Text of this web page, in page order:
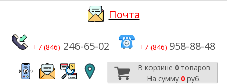
Почта
+7 (846) 246-65-02 +7 (846) 958-88-48
В корзине 0товаров
На сумму 0 руб.